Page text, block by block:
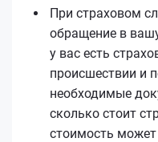
При страховом
обращение в
у вас есть
происшествии и
необходимые
сколько стоит
стоимость